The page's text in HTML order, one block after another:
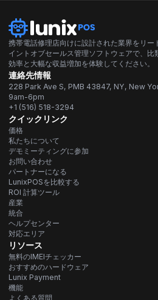
携帯電話修理店向けに設計された業界をリー
イントオブセールス管理ソフトウェアで、比
効率と大幅な収益増加を体験してください。
連絡先情報
228 Park Ave S, PMB 43847, NY, New
9am-6pm
+1 (516) 518-3294
クイックリンク
価格
私たちについて
デモミーティングに参加
お問い合わせ
パートナーになる
LunixPOSを比較する
ROI 計算ツール
産業
統合
ヘルプセンター
対応エリア
リソース
無料のIMEIチェッカー
おすすめのハードウェア
Lunix Payment
機能
よくある質問